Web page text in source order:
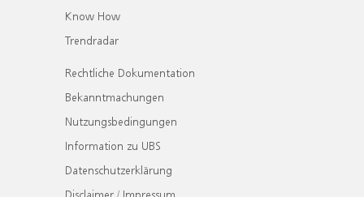
Know How
Trendradar
Rechtliche Dokumentation
Bekanntmachungen
Nutzungsbedingungen
Information zu UBS
Datenschutzerklärung